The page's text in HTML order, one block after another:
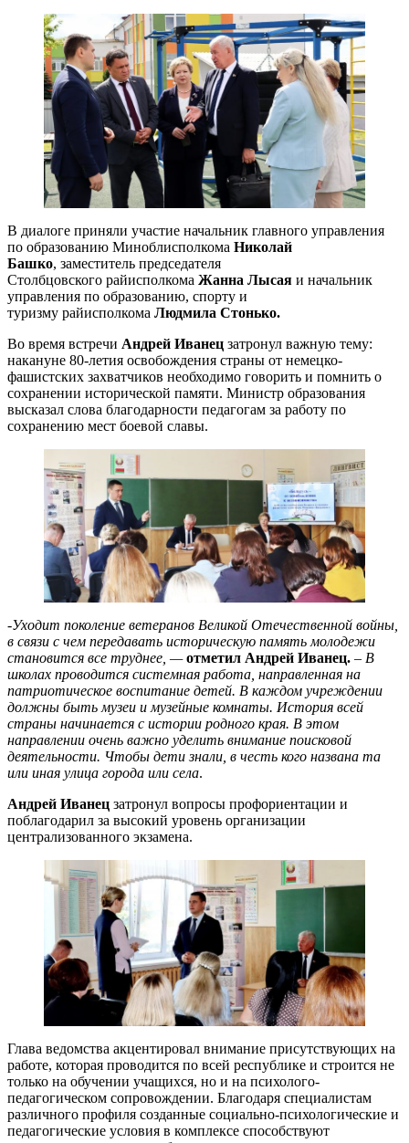
В диалоге приняли участие начальник главного управления
по образованию Миноблисполкома Николай
Башко, заместитель председателя
Столбцовского райисполкома Жанна Лысая и начальник
управления по образованию, спорту и
туризму райисполкома Людмила Стонько.
Во время встречи Андрей Иванец затронул важную тему:
накануне 80-летия освобождения страны от немецко-
фашистских захватчиков необходимо говорить и помнить о
сохранении исторической памяти. Министр образования
высказал слова благодарности педагогам за работу по
сохранению мест боевой славы.
-Уходит поколение ветеранов Великой Отечественной войны,
в связи с чем передавать историческую память молодежи
становится все труднее, —отметил Андрей Иванец. – В
школах проводится системная работа, направленная на
патриотическое воспитание детей. В каждом учреждении
должны быть музеи и музейные комнаты. История всей
страны начинается с истории родного края. В этом
направлении очень важно уделить внимание поисковой
деятельности. Чтобы дети знали, в честь кого названа та
или иная улица города или села.
Андрей Иванец затронул вопросы профориентации и
поблагодарил за высокий уровень организации
централизованного экзамена.
Глава ведомства акцентировал внимание присутствующих на
работе, которая проводится по всей республике и строится не
только на обучении учащихся, но и на психолого-
педагогическом сопровождении. Благодаря специалистам
различного профиля созданные социально-психологические и
педагогические условия в комплексе способствуют